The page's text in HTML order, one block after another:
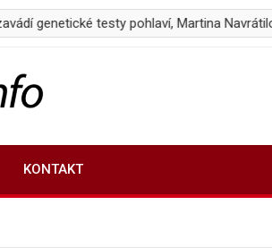
testy pohlaví, Martina Navrátilová hájí
KONTAKT